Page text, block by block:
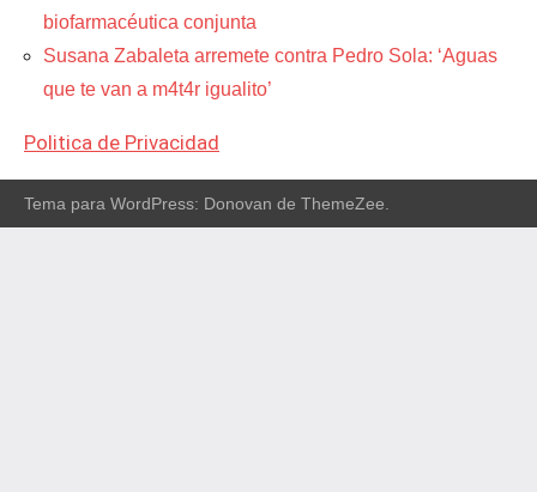
biofarmacéutica conjunta
Susana Zabaleta arremete contra Pedro Sola: ‘Aguas
que te van a m4t4r igualito’
Politica de Privacidad
Tema para WordPress: Donovan de ThemeZee.